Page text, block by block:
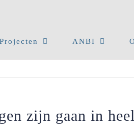
Projecten ANBI
zijn gaan in